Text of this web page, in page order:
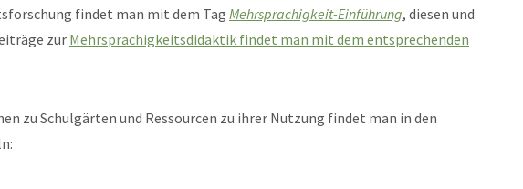
findet man mit dem TagMehrsprachigkeit-Einführung, diesen und
zurMehrsprachigkeitsdidaktik findet man mit dem entsprechenden
zu Schulgärten und Ressourcen zu ihrer Nutzung findet man in den